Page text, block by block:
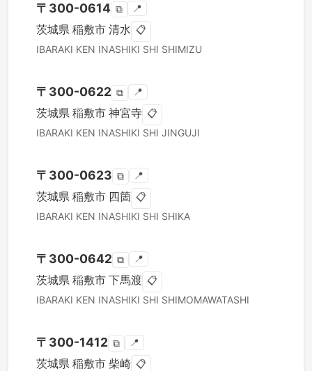
〒 300-0614 ⧉ 📍
茨城県 稲敷市 清水 📋
IBARAKI KEN INASHIKI SHI SHIMIZU
〒 300-0622 ⧉ 📍
茨城県 稲敷市 神宮寺 📋
IBARAKI KEN INASHIKI SHI JINGUJI
〒 300-0623 ⧉ 📍
茨城県 稲敷市 四箇 📋
IBARAKI KEN INASHIKI SHI SHIKA
〒 300-0642 ⧉ 📍
茨城県 稲敷市 下馬渡 📋
IBARAKI KEN INASHIKI SHI SHIMOMAWATASHI
〒 300-1412 ⧉ 📍
茨城県 稲敷市 柴崎 📋